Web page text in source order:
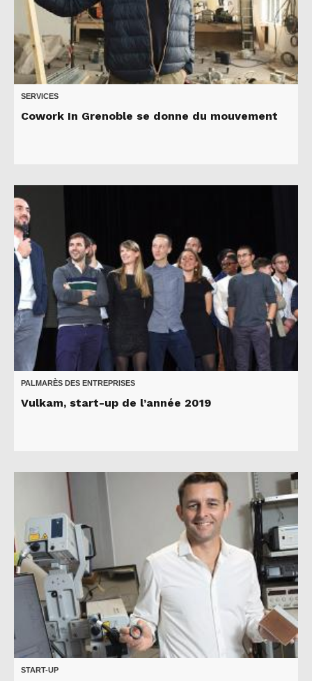
SERVICES
Cowork In Grenoble se donne du mouvement
PALMARÈS DES ENTREPRISES
Vulkam, start-up de l’année 2019
START-UP